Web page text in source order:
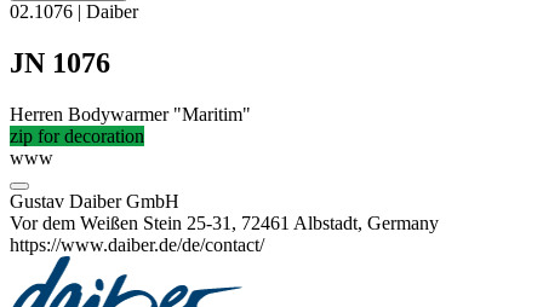
02.1076 | Daiber
JN 1076
Herren Bodywarmer "Maritim"
zip for decoration
www
Gustav Daiber GmbH
Vor dem Weißen Stein 25-31, 72461 Albstadt, Germany
https://www.daiber.de/de/contact/